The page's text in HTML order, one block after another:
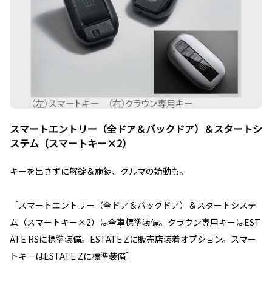
スマートエントリー（全ドア＆バックドア）＆スタートシ
ステム（スマートキー×2）
キーを出さずに解錠＆施錠、クルマの始動も。
［スマートエントリー（全ドア＆バックドア）＆スタートシステ
ム（スマートキー×2）は全車標準装備。クラウン専用キーはEST
ATE RSに標準装備。ESTATE Zに販売店装着オプション。スマー
トキーはESTATE Zに標準装備］